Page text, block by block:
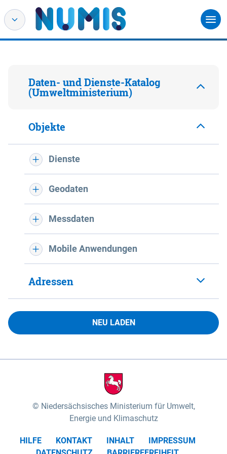
Daten- und Dienste-Katalog
(Umweltministerium)
Objekte
Dienste
Geodaten
Messdaten
Mobile Anwendungen
Adressen
NEU LADEN
Niedersächsisches Ministerium für Umwelt,
Energie und Klimaschutz
HILFE KONTAKT INHALT
IMPRESSUM